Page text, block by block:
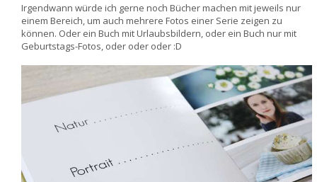
Irgendwann würde ich gerne noch Bücher machen mit jeweils nur
einem Bereich, um auch mehrere Fotos einer Serie zeigen zu
können. Oder ein Buch mit Urlaubsbildern, oder ein Buch nur mit
Geburtstags-Fotos, oder oder oder :D